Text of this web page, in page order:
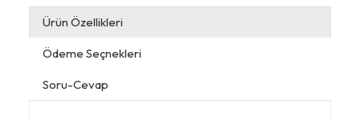
Ürün Özellikleri
Ödeme Seçnekleri
Soru-Cevap